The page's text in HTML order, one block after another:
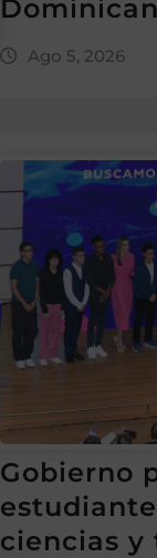
Ago 5, 2026
Gobierno
ciencias y